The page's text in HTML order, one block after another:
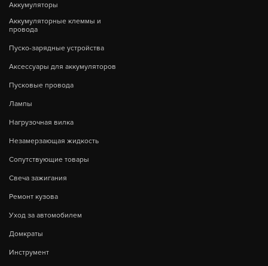
Аккумуляторы
Аккумуляторные клеммы и
провода
Пуско-зарядные устройства
Аксессуары для аккумуляторов
Пусковые провода
Лампы
Нагрузочная вилка
Незамерзающая жидкость
Сопутствующие товары
Свеча зажигания
Ремонт кузова
Уход за автомобилем
Домкраты
Инструмент